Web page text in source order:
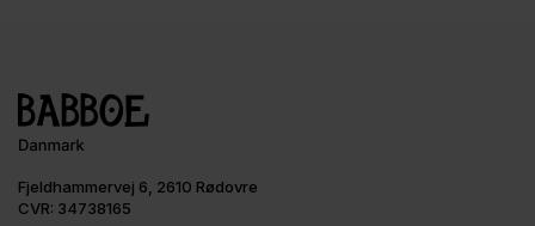
Fjeldhammervej 6, 2610 Rødovre
CVR: 34738165